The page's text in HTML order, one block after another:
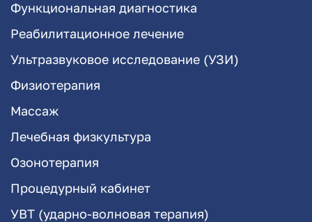
Функциональная диагностика
Реабилитационное лечение
Ультразвуковое исследование (УЗИ)
Физиотерапия
Массаж
Лечебная физкультура
Озонотерапия
Процедурный кабинет
УВТ (ударно-волновая терапия)